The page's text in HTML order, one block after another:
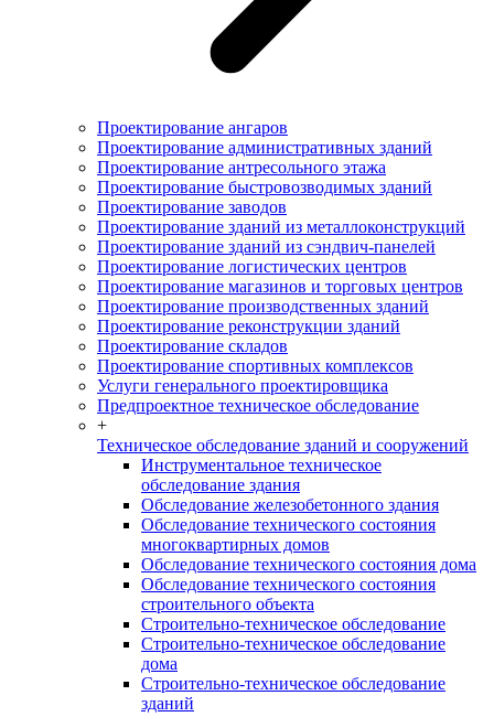
Проектирование ангаров
Проектирование административных зданий
Проектирование антресольного этажа
Проектирование быстровозводимых зданий
Проектирование заводов
Проектирование зданий из металлоконструкций
Проектирование зданий из сэндвич-панелей
Проектирование логистических центров
Проектирование магазинов и торговых центров
Проектирование производственных зданий
Проектирование реконструкции зданий
Проектирование складов
Проектирование спортивных комплексов
Услуги генерального проектировщика
Предпроектное техническое обследование
+
Техническое обследование зданий и сооружений
Инструментальное техническое
обследование здания
Обследование железобетонного здания
Обследование технического состояния
многоквартирных домов
Обследование технического состояния дома
Обследование технического состояния
строительного объекта
Строительно-техническое обследование
Строительно-техническое обследование
дома
Строительно-техническое обследование
зданий